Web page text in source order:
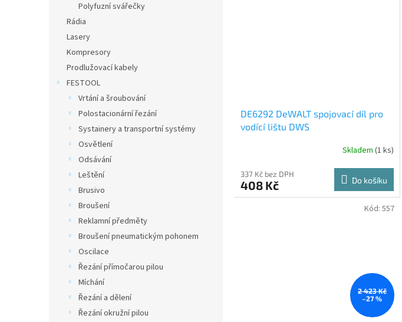
Polyfuzní svářečky
Rádia
Lasery
Kompresory
Prodlužovací kabely
FESTOOL
Vrtání a šroubování
Polostacionární řezání
Systainery a transportní systémy
Osvětlení
Odsávání
Leštění
Brusivo
Broušení
Reklamní předměty
Broušení pneumatickým pohonem
Oscilace
Řezání přímočarou pilou
Míchání
Řezání a dělení
Řezání okružní pilou
DE6292 DeWALT spojovací díl pro
vodící lištu DWS
Skladem (1 ks)
337 Kč bez DPH
408 Kč Do košíku
2 423 Kč
–27 %
Kód: 557